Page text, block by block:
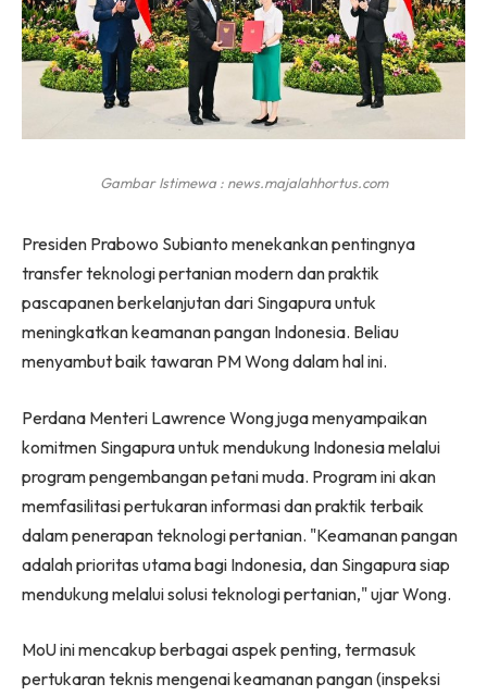
Gambar Istimewa : news.majalahhortus.com
Presiden Prabowo Subianto menekankan pentingnya
transfer teknologi pertanian modern dan praktik
pascapanen berkelanjutan dari Singapura untuk
meningkatkan keamanan pangan Indonesia. Beliau
menyambut baik tawaran PM Wong dalam hal ini.
Perdana Menteri Lawrence Wong juga menyampaikan
komitmen Singapura untuk mendukung Indonesia melalui
program pengembangan petani muda. Program ini akan
memfasilitasi pertukaran informasi dan praktik terbaik
dalam penerapan teknologi pertanian. "Keamanan pangan
adalah prioritas utama bagi Indonesia, dan Singapura siap
mendukung melalui solusi teknologi pertanian," ujar Wong.
MoU ini mencakup berbagai aspek penting, termasuk
pertukaran teknis mengenai keamanan pangan (inspeksi